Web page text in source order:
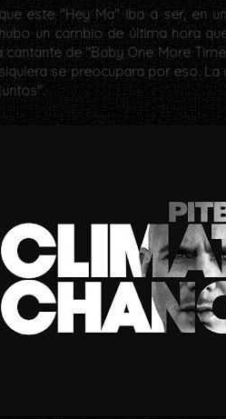
este "Hey Ma" iba a ser, en
un cambio de última hora
de "Baby One More
se preocupara por eso. La